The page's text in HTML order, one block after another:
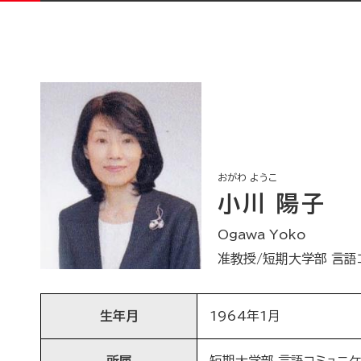
おがわ ようこ
小川 陽子
Ogawa Yoko
准教授/短期大学部 言語
生年月 1964年1月